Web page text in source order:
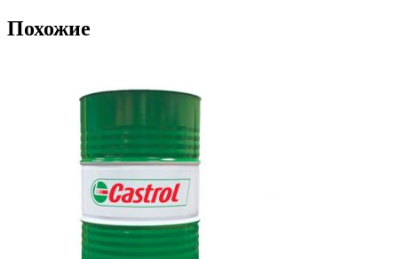
Похожие